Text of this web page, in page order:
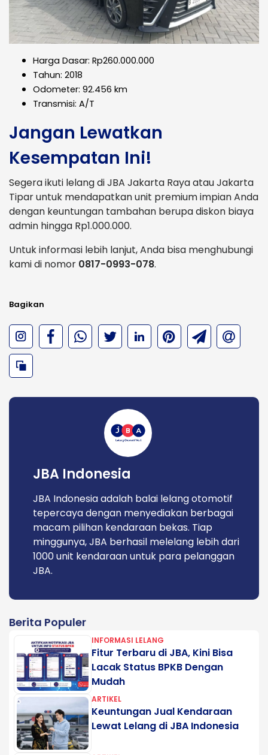
Harga Dasar: Rp260.000.000
Tahun: 2018
Odometer: 92.456 km
Transmisi: A/T
Jangan Lewatkan
Kesempatan Ini!
Segera ikuti lelang di JBA Jakarta Raya atau Jakarta
Tipar untuk mendapatkan unit premium impian Anda
dengan keuntungan tambahan berupa diskon biaya
admin hingga Rp1.000.000.
Untuk informasi lebih lanjut, Anda bisa menghubungi
kami di nomor 0817-0993-078.
Bagikan
JBA Indonesia
JBA Indonesia adalah balai lelang otomotif
tepercaya dengan menyediakan berbagai
macam pilihan kendaraan bekas. Tiap
minggunya, JBA berhasil melelang lebih dari
1000 unit kendaraan untuk para pelanggan
JBA.
Berita Populer
INFORMASI LELANG
Fitur Terbaru di JBA, Kini Bisa
Lacak Status BPKB Dengan
Mudah
ARTIKEL
Keuntungan Jual Kendaraan
Lewat Lelang di JBA Indonesia